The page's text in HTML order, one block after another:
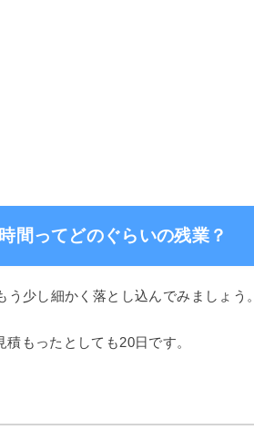
間ってどのぐらいの残業？
う少し細かく落とし込んでみましょう。
もったとしても20日です。